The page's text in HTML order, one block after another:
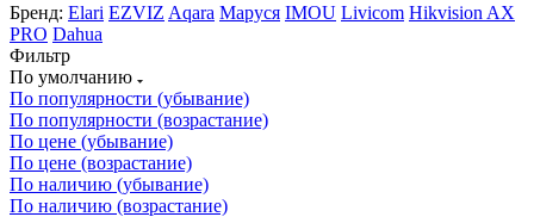
Бренд: Elari EZVIZ Aqara Маруся IMOU Livicom Hikvision AX
PRO Dahua
Фильтр
По умолчанию
По популярности (убывание)
По популярности (возрастание)
По цене (убывание)
По цене (возрастание)
По наличию (убывание)
По наличию (возрастание)